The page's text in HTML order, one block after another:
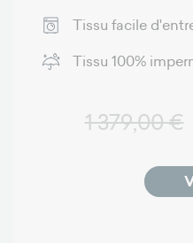
Tissu facile
Tissu 100%
Prix normal
1 379,00 €